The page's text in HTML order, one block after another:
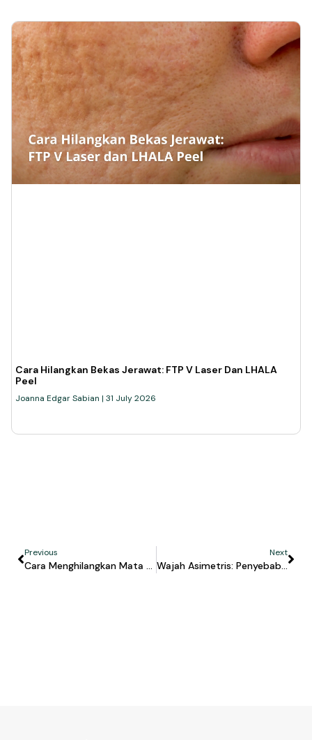
Cara Hilangkan Bekas Jerawat: FTP V Laser Dan LHALA
Peel
Joanna Edgar Sabian 31 July 2026
Previous
Cara Menghilangkan Mata Panda Dan Kapan Filler Dibutuhkan
Next
Wajah Asimetris: Penyebab, Kapan Perlu Ditangani, Dan Bagaimana Filler Bisa Membantu